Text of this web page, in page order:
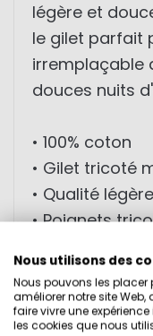
légère et
le gilet parfait
irremplaçable
douces nuits
• 100% coton
• Gilet tricoté
• Qualité
• Poignets
• Poches
• Revers à
contrastée
• Broderie de
Nous utilisons des
Nous pouvons les placer
améliorer notre site
faire vivre une
les cookies que nous